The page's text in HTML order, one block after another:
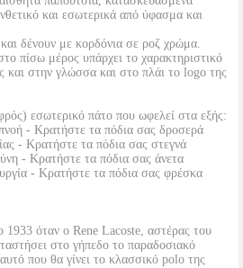
και εσωτερικά από ύφασμα και
δένουν με κορδόνια σε ροζ χρώμα.
πίσω μέρος υπάρχει το χαρακτηριστικό
και στην γλώσσα και στο πλάι το logo της
εσωτερικό πάτο που ωφελεί στα εξής:
- Κρατήστε τα πόδια σας δροσερά
- Κρατήστε τα πόδια σας στεγνά
- Κρατήστε τα πόδια σας άνετα
- Κρατήστε τα πόδια σας φρέσκα
1933 όταν ο Rene Lacoste, αστέρας του
στο γήπεδο το παραδοσιακό
που θα γίνει το κλασσικό polo της